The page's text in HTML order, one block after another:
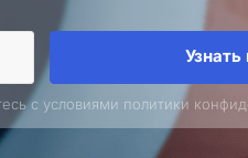
Узнать
с условиями политики